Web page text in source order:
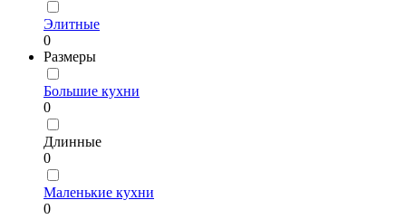
Элитные
0
Размеры
Большие кухни
0
Длинные
0
Маленькие кухни
0